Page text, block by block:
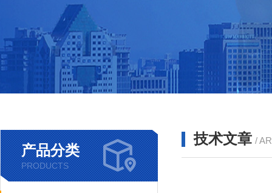
产品分类
PRODUCTS
技术文章 /